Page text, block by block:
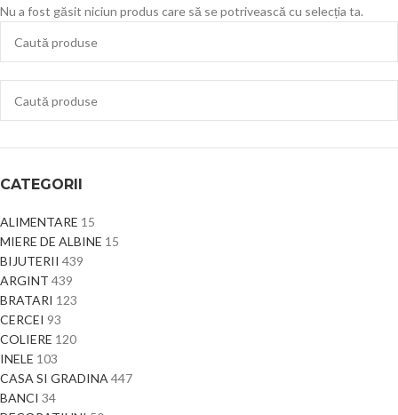
CATEGORII
ALIMENTARE 15
MIERE DE ALBINE 15
BIJUTERII 439
ARGINT 439
BRATARI 123
CERCEI 93
COLIERE 120
INELE 103
CASA SI GRADINA 447
BANCI 34
Nu a fost găsit niciun produs care să se potrivească cu selecția ta.